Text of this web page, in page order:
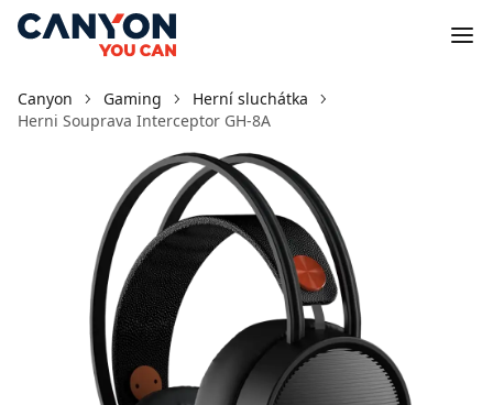
Canyon Gaming
Herní sluchátka
Herni Souprava Interceptor GH-8A